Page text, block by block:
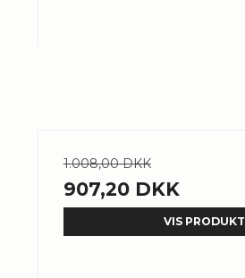
1.008,00 DKK
907,20 DKK
VIS PRODUKT